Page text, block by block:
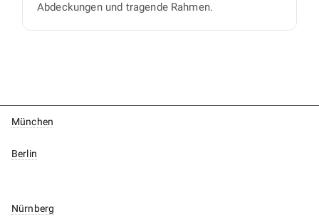
Abdeckungen und tragende Rahmen.
München
Berlin
Nürnberg